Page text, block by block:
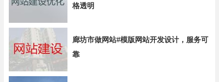
格透明
廊坊市做网站#模版网站开发设计，服务可
靠